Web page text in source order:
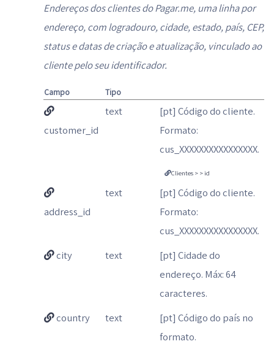
Endereços dos clientes do Pagar.me, uma linha por
endereço, com logradouro, cidade, estado, país, CEP,
status e datas de criação e atualização, vinculado ao
cliente pelo seu identificador.
Campo Tipo
customer_id
text
[pt] Código do cliente.
Formato:
cus_XXXXXXXXXXXXXXXX.
Clientes > > id
address_id
text
[pt] Código do cliente.
Formato:
cus_XXXXXXXXXXXXXXXX.
city
text
[pt] Cidade do
endereço. Máx: 64
caracteres.
country
text
[pt] Código do país no
formato.